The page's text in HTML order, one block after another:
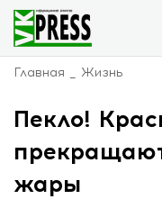
Главная Жизнь
Пекло!
жары